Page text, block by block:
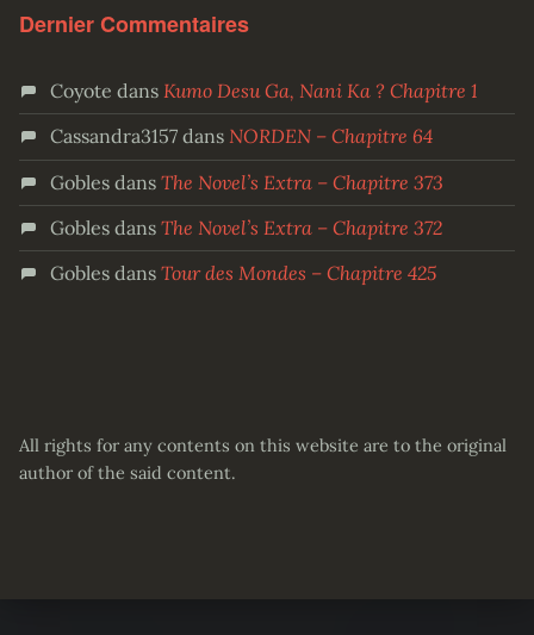
Dernier Commentaires
Coyote dans Kumo Desu Ga, Nani Ka ? Chapitre 1
Cassandra3157dans NORDEN – Chapitre 64
Goblesdans The Novel’s Extra – Chapitre 373
Goblesdans The Novel’s Extra – Chapitre 372
Goblesdans Tour des Mondes – Chapitre 425
All rights for any contents on this website are to the original
author of the said content.